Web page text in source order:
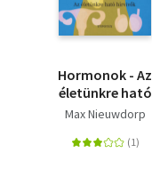
Hormonok - Az
életünkre ható
hírvivők
Max Nieuwdorp